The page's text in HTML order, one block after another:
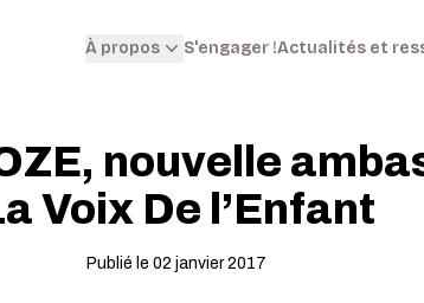
À propos S'engager !Actualités et
nouvelle
Voix De l’Enfant
Publié le 02 janvier 2017